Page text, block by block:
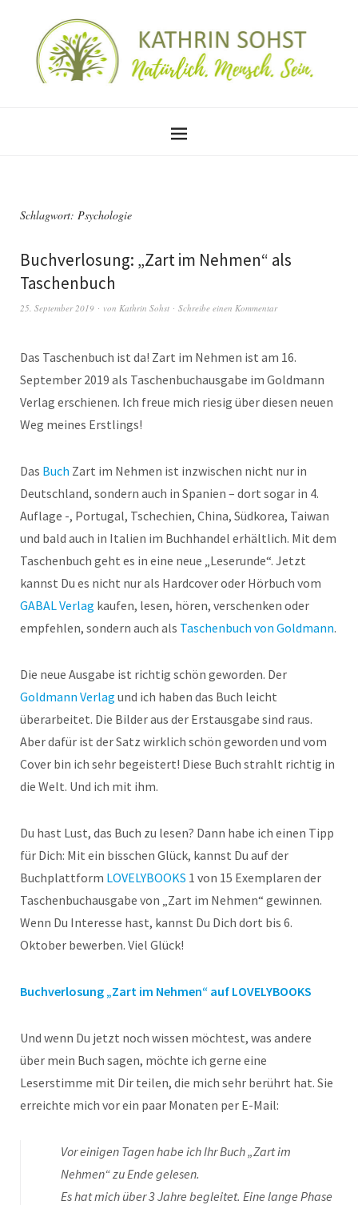
Schlagwort: Psychologie
Buchverlosung: „Zart im Nehmen“ als
Taschenbuch
25. September 2019 von Kathrin Sohst Schreibe einen Kommentar
Das Taschenbuch ist da! Zart im Nehmen ist am 16.
September 2019 als Taschenbuchausgabe im Goldmann
Verlag erschienen. Ich freue mich riesig über diesen neuen
Weg meines Erstlings!
Das Buch Zart im Nehmen ist inzwischen nicht nur in
Deutschland, sondern auch in Spanien – dort sogar in 4.
Auflage -, Portugal, Tschechien, China, Südkorea, Taiwan
und bald auch in Italien im Buchhandel erhältlich. Mit dem
Taschenbuch geht es in eine neue „Leserunde“. Jetzt
kannst Du es nicht nur als Hardcover oder Hörbuch vom
GABAL Verlag kaufen, lesen, hören, verschenken oder
empfehlen, sondern auch als Taschenbuch von Goldmann.
Die neue Ausgabe ist richtig schön geworden. Der
Goldmann Verlag und ich haben das Buch leicht
überarbeitet. Die Bilder aus der Erstausgabe sind raus.
Aber dafür ist der Satz wirklich schön geworden und vom
Cover bin ich sehr begeistert! Diese Buch strahlt richtig in
die Welt. Und ich mit ihm.
Du hast Lust, das Buch zu lesen? Dann habe ich einen Tipp
für Dich: Mit ein bisschen Glück, kannst Du auf der
Buchplattform LOVELYBOOKS 1 von 15 Exemplaren der
Taschenbuchausgabe von „Zart im Nehmen“ gewinnen.
Wenn Du Interesse hast, kannst Du Dich dort bis 6.
Oktober bewerben. Viel Glück!
Buchverlosung „Zart im Nehmen“ auf LOVELYBOOKS
Und wenn Du jetzt noch wissen möchtest, was andere
über mein Buch sagen, möchte ich gerne eine
Leserstimme mit Dir teilen, die mich sehr berührt hat. Sie
erreichte mich vor ein paar Monaten per E-Mail:
Vor einigen Tagen habe ich Ihr Buch „Zart im
Nehmen“ zu Ende gelesen.
Es hat mich über 3 Jahre begleitet. Eine lange Phase